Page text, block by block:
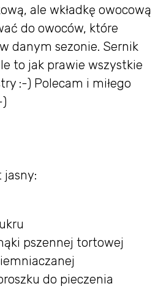
ale wkładkę owocową
do owoców, które
danym sezonie. Sernik
to jak prawie wszystkie
:-) Polecam i miłego
jasny:
pszennej tortowej
do pieczenia